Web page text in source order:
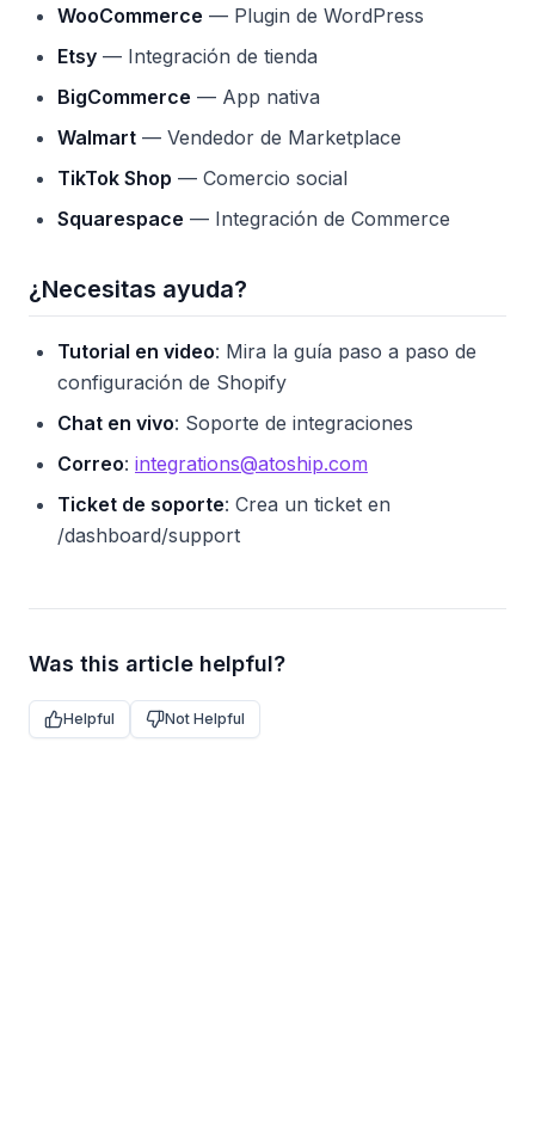
WooCommerce — Plugin de WordPress
Etsy — Integración de tienda
BigCommerce — App nativa
Walmart — Vendedor de Marketplace
TikTok Shop — Comercio social
Squarespace — Integración de Commerce
¿Necesitas ayuda?
Tutorial en video: Mira la guía paso a paso de
configuración de Shopify
Chat en vivo: Soporte de integraciones
Correo: integrations@atoship.com
Ticket de soporte: Crea un ticket en
/dashboard/support
Was this article helpful?
Helpful Not Helpful